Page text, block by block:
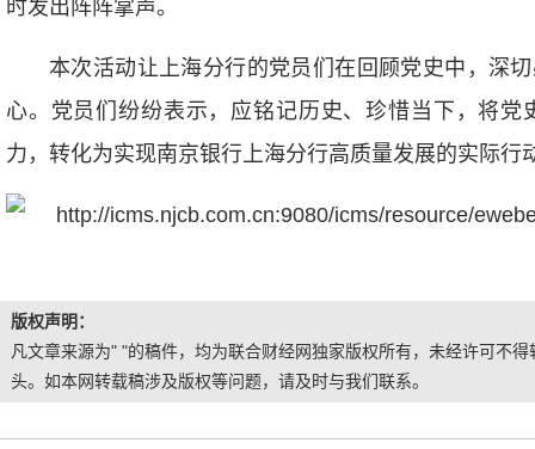
时发出阵阵掌声。
本次活动让上海分行的党员们在回顾党史中，深
心。党员们纷纷表示，应铭记历史、珍惜当下，将
力，转化为实现南京银行上海分行高质量发展的实际行
版权声明：
凡文章来源为" "的稿件，均为联合财经网独家版权所有，未经许可不
头。如本网转载稿涉及版权等问题，请及时与我们联系。